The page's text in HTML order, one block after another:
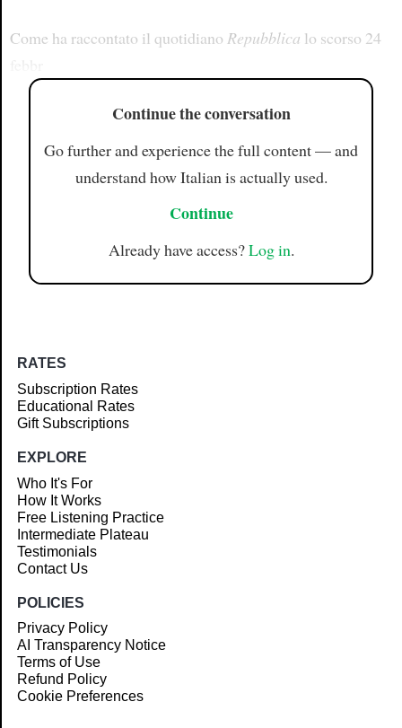
Come ha raccontato il quotidiano Repubblica lo scorso 24
Continue the conversation
Go further and experience the full content — and
understand how Italian is actually used.
Continue
Already have access?Log in.
RATES
Subscription Rates
Educational Rates
Gift Subscriptions
EXPLORE
Who It's For
How It Works
Free Listening Practice
Intermediate Plateau
Testimonials
Contact Us
POLICIES
Privacy Policy
AI Transparency Notice
Terms of Use
Refund Policy
Cookie Preferences